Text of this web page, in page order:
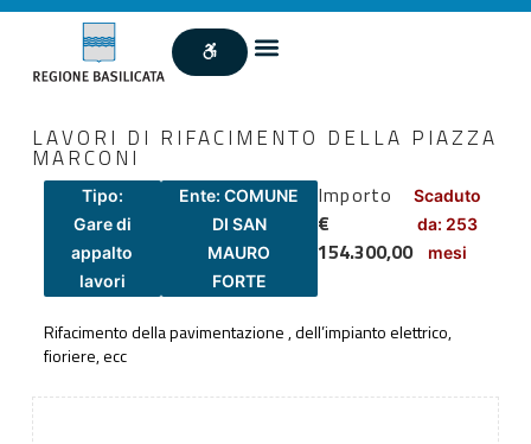
LAVORI DI RIFACIMENTO DELLA PIAZZA
MARCONI
Tipo:
Gare di
appalto
lavori
Ente: COMUNE
DI SAN
MAURO
FORTE
Importo
€
154.300,00
Scaduto
da: 253
mesi
Rifacimento della pavimentazione , dell’impianto elettrico,
fioriere, ecc